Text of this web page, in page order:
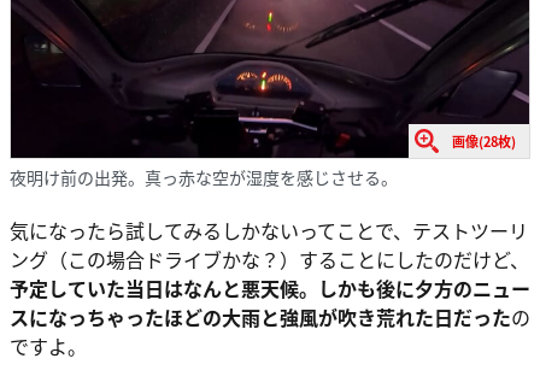
画像(28枚)
夜明け前の出発。真っ赤な空が湿度を感じさせる。
気になったら試してみるしかないってことで、テストツーリ
ング（この場合ドライブかな？）することにしたのだけど、
予定していた当日はなんと悪天候。しかも後に夕方のニュー
スになっちゃったほどの大雨と強風が吹き荒れた日だったの
ですよ。